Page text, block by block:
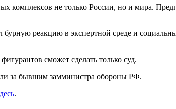
комплексов не только России, но и мира.
реакцию в экспертной среде и
сможет сделать только суд.
за бывшим замминистра обороны РФ.
.